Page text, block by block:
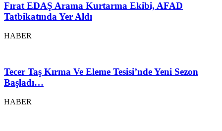
Fırat EDAŞ Arama Kurtarma Ekibi, AFAD
Tatbikatında Yer Aldı
HABER
Tecer Taş Kırma Ve Eleme Tesisi’nde Yeni Sezon
Başladı…
HABER